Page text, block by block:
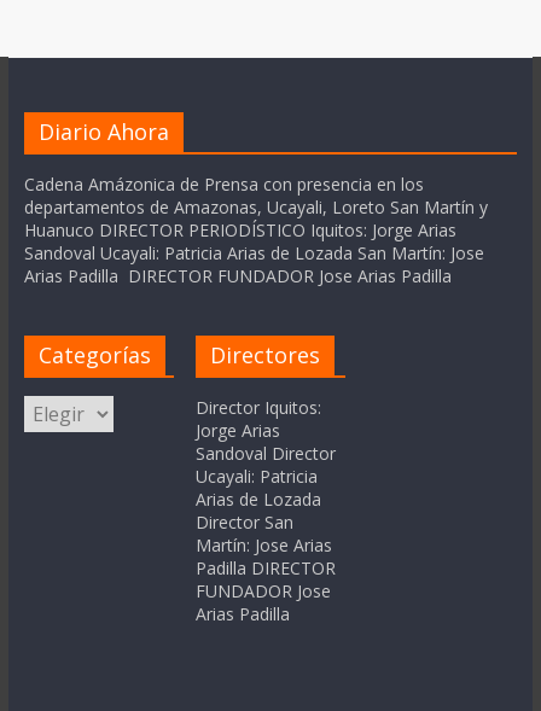
Diario Ahora
Cadena Amázonica de Prensa con presencia en los
departamentos de Amazonas, Ucayali, Loreto San Martín y
Huanuco DIRECTOR PERIODÍSTICO Iquitos: Jorge Arias
Sandoval Ucayali: Patricia Arias de Lozada San Martín: Jose
Arias Padilla DIRECTOR FUNDADOR Jose Arias Padilla
Categorías
Categorías
Directores
Director Iquitos:
Jorge Arias
Sandoval Director
Ucayali: Patricia
Arias de Lozada
Director San
Martín: Jose Arias
Padilla DIRECTOR
FUNDADOR Jose
Arias Padilla